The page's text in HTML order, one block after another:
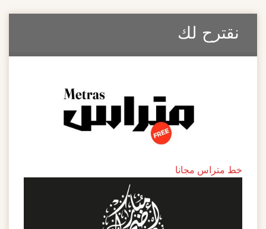
نقترح لك
خط متراس مجانا